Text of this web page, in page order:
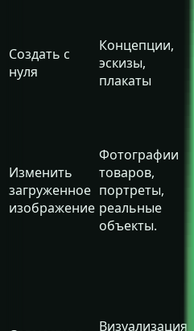
Создать с
нуля
Концепции,
эскизы,
плакаты
Изменить
загруженное
изображение
Фотографии
товаров,
портреты,
реальные
объекты.
Визуализация